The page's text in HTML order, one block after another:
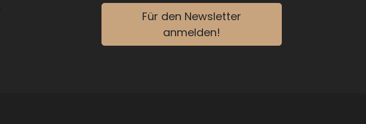
Für den Newsletter
anmelden!